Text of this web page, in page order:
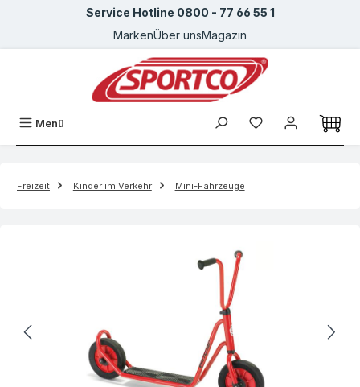
Zum Hauptinhalt springenService Hotline 0800 - 77 66 55 1
MarkenÜber unsMagazin
Menü
Freizeit Kinder im Verkehr Mini-Fahrzeuge